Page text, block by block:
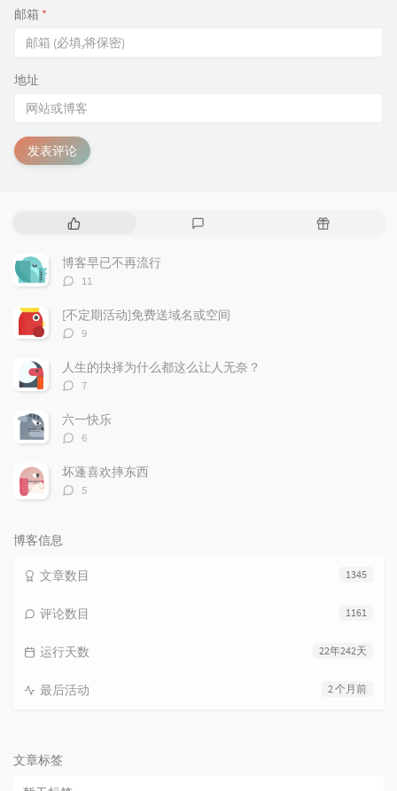
邮箱 *
地址
发表评论
热
文
章
随
博客早已不再流行
评
数：
11
[不定期活动]免费送域名或空间
评
数：
9
人生的抉择为什么都这么让人无奈？
评
数：
7
六一快乐
评
数：
6
坏蓬喜欢摔东西
评
5
博客信息
1345
文章数目
1161
评论数目
22年242天
运行天数
2 个月前
最后活动
文章标签